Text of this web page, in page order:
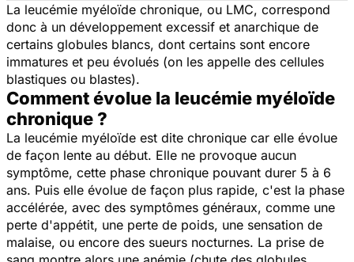
La leucémie myéloïde chronique, ou LMC, correspond
donc à un développement excessif et anarchique de
certains globules blancs, dont certains sont encore
immatures et peu évolués (on les appelle des cellules
blastiques ou blastes).
Comment évolue la leucémie myéloïde
chronique ?
La leucémie myéloïde est dite chronique car elle évolue
de façon lente au début. Elle ne provoque aucun
symptôme, cette phase chronique pouvant durer 5 à 6
ans. Puis elle évolue de façon plus rapide, c'est la phase
accélérée, avec des symptômes généraux, comme une
perte d'appétit, une perte de poids, une sensation de
malaise, ou encore des sueurs nocturnes. La prise de